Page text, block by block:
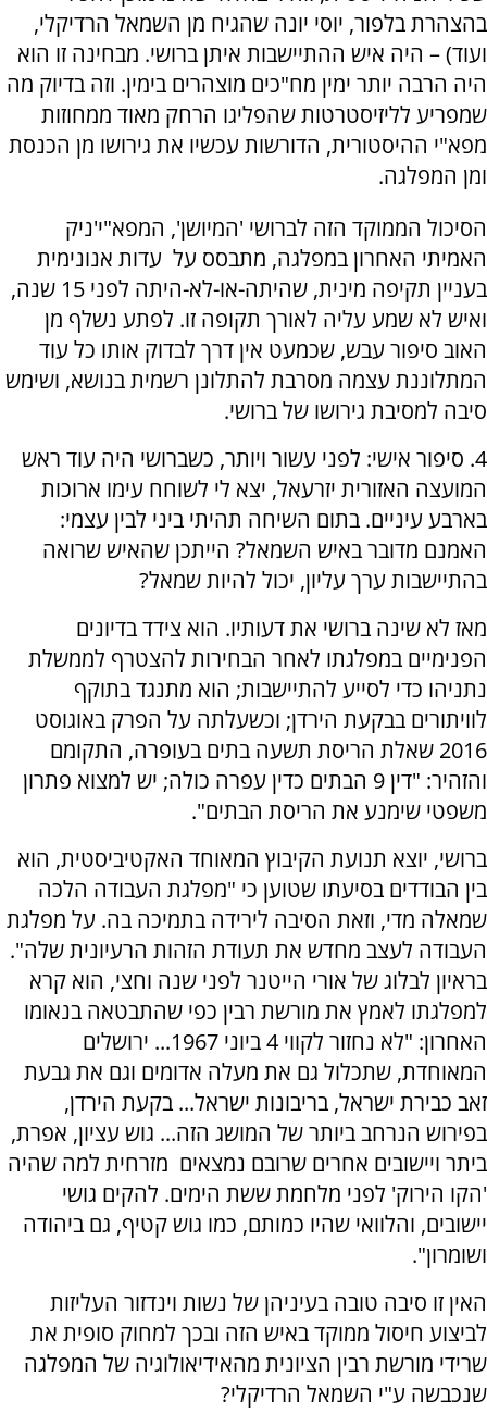
בהצהרת בלפור, יוסי יונה שהגיח מן השמאל הרדיקלי,
ועוד) – היה איש ההתיישבות איתן ברושי. מבחינה זו הוא
היה הרבה יותר ימין מח"כים מוצהרים בימין. וזה בדיוק מה
שמפריע לליזיסטרטות שהפליגו הרחק מאוד ממחוזות
מפא"י ההיסטורית, הדורשות עכשיו את גירושו מן הכנסת
ומן המפלגה.
הסיכול הממוקד הזה לברושי 'המיושן', המפא"י'ניק
האמיתי האחרון במפלגה, מתבסס על עדות אנונימית
בעניין תקיפה מינית, שהיתה-או-לא-היתה לפני 15 שנה,
ואיש לא שמע עליה לאורך תקופה זו. לפתע נשלף מן
האוב סיפור עבש, שכמעט אין דרך לבדוק אותו כל עוד
המתלוננת עצמה מסרבת להתלונן רשמית בנושא, ושימש
סיבה למסיבת גירושו של ברושי.
4. סיפור אישי: לפני עשור ויותר, כשברושי היה עוד ראש
המועצה האזורית יזרעאל, יצא לי לשוחח עימו ארוכות
בארבע עיניים. בתום השיחה תהיתי ביני לבין עצמי:
האמנם מדובר באיש השמאל? הייתכן שהאיש שרואה
בהתיישבות ערך עליון, יכול להיות שמאל?
מאז לא שינה ברושי את דעותיו. הוא צידד בדיונים
הפנימיים במפלגתו לאחר הבחירות להצטרף לממשלת
נתניהו כדי לסייע להתיישבות; הוא מתנגד בתוקף
לוויתורים בבקעת הירדן; וכשעלתה על הפרק באוגוסט
2016 שאלת הריסת תשעה בתים בעופרה, התקומם
והזהיר: "דין 9 הבתים כדין עפרה כולה; יש למצוא פתרון
משפטי שימנע את הריסת הבתים".
ברושי, יוצא תנועת הקיבוץ המאוחד האקטיביסטית, הוא
בין הבודדים בסיעתו שטוען כי "מפלגת העבודה הלכה
שמאלה מדי, וזאת הסיבה לירידה בתמיכה בה. על מפלגת
העבודה לעצב מחדש את תעודת הזהות הרעיונית שלה".
בראיון לבלוג של אורי הייטנר לפני שנה וחצי, הוא קרא
למפלגתו לאמץ את מורשת רבין כפי שהתבטאה בנאומו
האחרון: "לא נחזור לקווי 4 ביוני 1967... ירושלים
המאוחדת, שתכלול גם את מעלה אדומים וגם את גבעת
זאב כבירת ישראל, בריבונות ישראל... בקעת הירדן,
בפירוש הנרחב ביותר של המושג הזה... גוש עציון, אפרת,
ביתר ויישובים אחרים שרובם נמצאים מזרחית למה שהיה
'הקו הירוק' לפני מלחמת ששת הימים. להקים גושי
יישובים, והלוואי שהיו כמותם, כמו גוש קטיף, גם ביהודה
ושומרון".
האין זו סיבה טובה בעיניהן של נשות וינדזור העליזות
לביצוע חיסול ממוקד באיש הזה ובכך למחוק סופית את
שרידי מורשת רבין הציונית מהאידיאולוגיה של המפלגה
שנכבשה ע"י השמאל הרדיקלי?